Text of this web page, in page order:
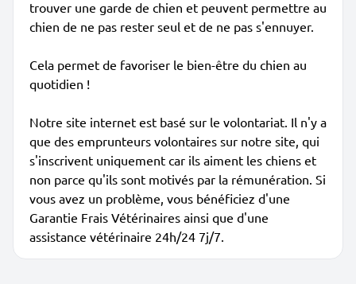
trouver une garde de chien et peuvent permettre au
chien de ne pas rester seul et de ne pas s'ennuyer.
Cela permet de favoriser le bien-être du chien au
quotidien !
Notre site internet est basé sur le volontariat. Il n'y a
que des emprunteurs volontaires sur notre site, qui
s'inscrivent uniquement car ils aiment les chiens et
non parce qu'ils sont motivés par la rémunération. Si
vous avez un problème, vous bénéficiez d'une
Garantie Frais Vétérinaires ainsi que d'une
assistance vétérinaire 24h/24 7j/7.